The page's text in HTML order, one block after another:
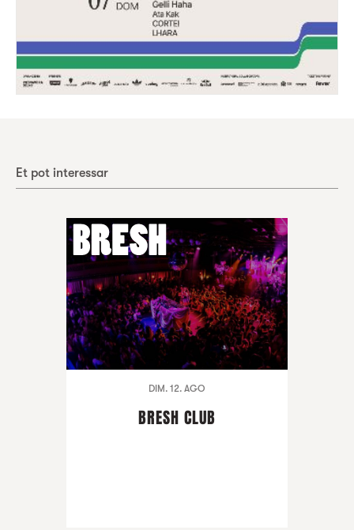
Et pot interessar
DIM. 12. AGO
BRESH CLUB